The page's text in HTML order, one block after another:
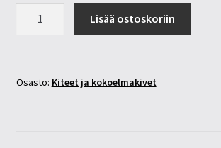
85-
Lisää ostoskoriin
Osasto: Kiteet ja kokoelmakivet